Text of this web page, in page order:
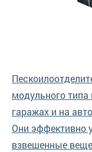
модульного
гаражах и на
Они эффективно
взвешенные